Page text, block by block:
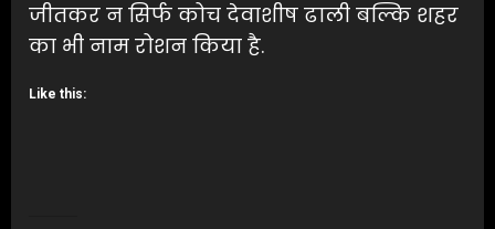
जीतकर न सिर्फ कोच देवाशीष ढाली बल्कि शहर
का भी नाम रोशन किया है.
Like this: